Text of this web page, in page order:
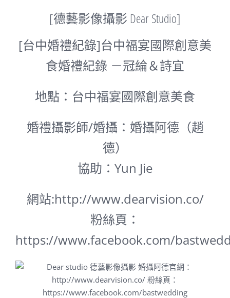
[德藝影像攝影 Dear Studio]
[台中婚禮紀錄]台中福宴國際創意美
食婚禮紀錄 －冠綸＆詩宜
地點：台中福宴國際創意美食
婚禮攝影師/婚攝：婚攝阿德（趙
德）
協助：Yun Jie
網站:http://www.dearvision.co/
粉絲頁：
https://www.facebook.com/